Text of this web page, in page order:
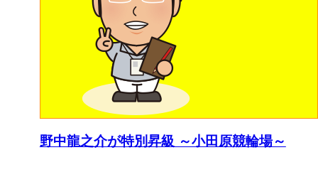
野中龍之介が特別昇級 ～小田原競輪場～